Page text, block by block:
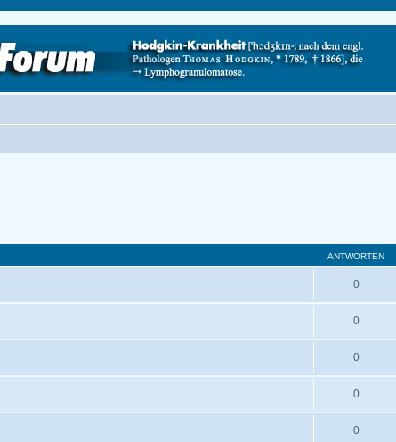
ANTWORTEN
0
0
0
0
0